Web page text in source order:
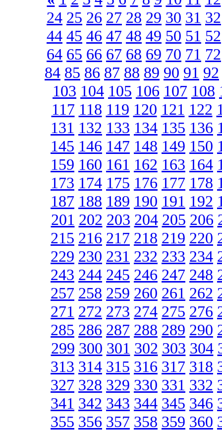
24 25 26 27 28 29 30 31 32
44 45 46 47 48 49 50 51 52
64 65 66 67 68 69 70 71 72
84 85 86 87 88 89 90 91 92
103 104 105 106 107 108
117 118 119 120 121 122
131 132 133 134 135 136
145 146 147 148 149 150
159 160 161 162 163 164
173 174 175 176 177 178
187 188 189 190 191 192
201 202 203 204 205 206
215 216 217 218 219 220
229 230 231 232 233 234
243 244 245 246 247 248
257 258 259 260 261 262
271 272 273 274 275 276
285 286 287 288 289 290
299 300 301 302 303 304
313 314 315 316 317 318
327 328 329 330 331 332
341 342 343 344 345 346
355 356 357 358 359 360